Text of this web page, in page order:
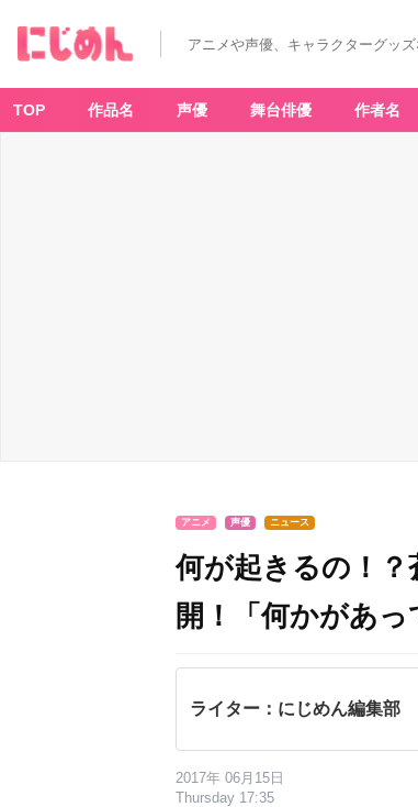
アニメや声優、キャラクターグッ
TOP 作品名 声優 舞台俳優 作者名
アニメ 声優 ニュース
何が起きるの！
開！「何かがあっ
ライター：にじめん編集部
2017年 06月15日
Thursday 17:35